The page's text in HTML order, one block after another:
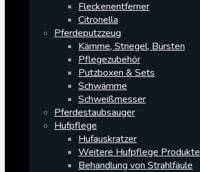
Fleckenentferner
Citronella
Pferdeputzzeug
Kämme, Striegel, Bürsten
Pflegezubehör
Putzboxen & Sets
Schwämme
Schweißmesser
Pferdestaubsauger
Hufpflege
Hufauskratzer
Weitere Hufpflege Produkte
Behandlung von Strahlfäule